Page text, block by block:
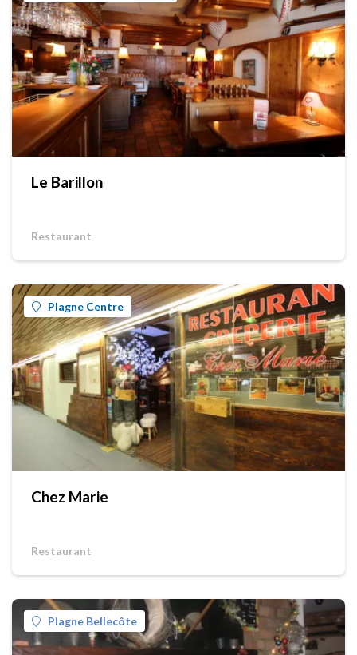
Le Barillon
Restaurant
Plagne Centre
Chez Marie
Restaurant
Plagne Bellecôte